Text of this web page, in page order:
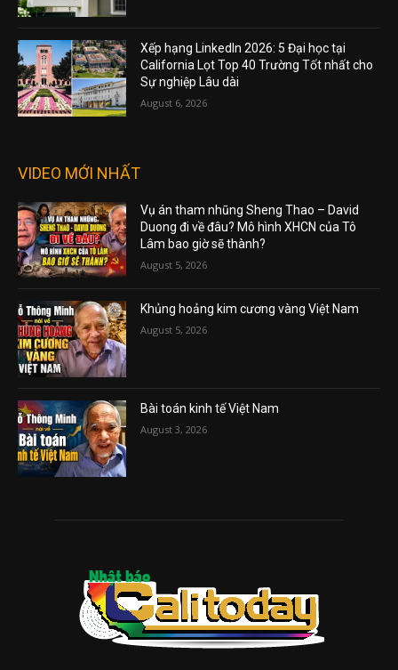
Xếp hạng LinkedIn 2026: 5 Đại học tại
California Lọt Top 40 Trường Tốt nhất cho
Sự nghiệp Lâu dài
August 6, 2026
VIDEO MỚI NHẤT
Vụ án tham nhũng Sheng Thao – David
Duong đi về đâu? Mô hình XHCN của Tô
Lâm bao giờ sẽ thành?
August 5, 2026
Khủng hoảng kim cương vàng Việt Nam
August 5, 2026
Bài toán kinh tế Việt Nam
August 3, 2026